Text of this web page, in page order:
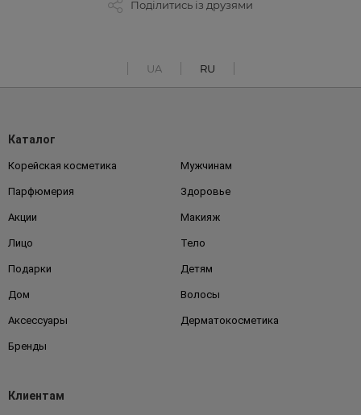
Поділитись із друзями
UA RU
Каталог
Корейская косметика Мужчинам
Парфюмерия Здоровье
Акции Макияж
Лицо Тело
Подарки Детям
Дом Волосы
Аксессуары Дерматокосметика
Бренды
Клиентам